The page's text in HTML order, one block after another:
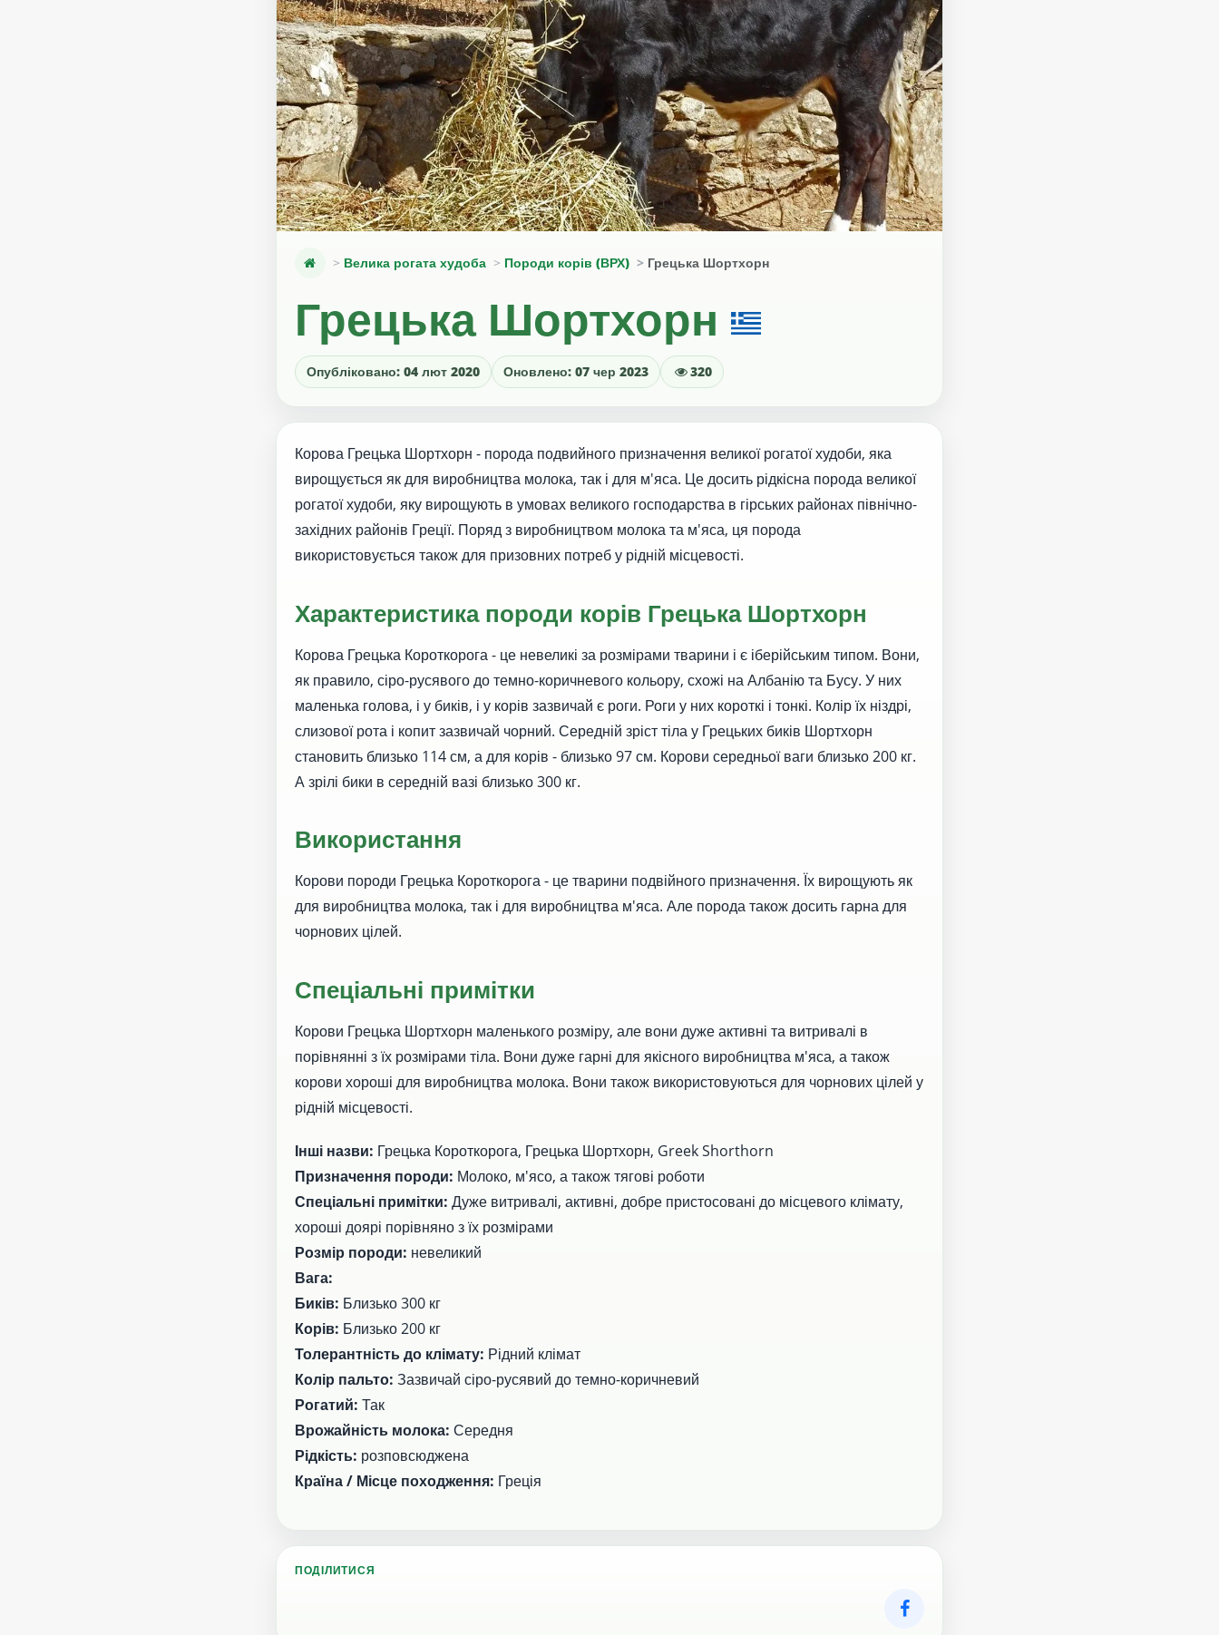
Велика рогата худоба Породи корів (ВРХ) Грецька Шортхорн
Грецька Шортхорн
Опубліковано: 04 лют 2020 Оновлено: 07 чер 2023 320
Корова Грецька Шортхорн - порода подвийного призначення великої рогатої худоби, яка
вирощується як для виробництва молока, так і для м'яса. Це досить рідкісна порода великої
рогатої худоби, яку вирощують в умовах великого господарства в гірських районах північно-
західних районів Греції. Поряд з виробництвом молока та м'яса, ця порода
використовується також для призовних потреб у рідній місцевості.
Характеристика породи корів Грецька Шортхорн
Корова Грецька Короткорога - це невеликі за розмірами тварини і є іберійським типом. Вони,
як правило, сіро-русявого до темно-коричневого кольору, схожі на Албанію та Бусу. У них
маленька голова, і у биків, і у корів зазвичай є роги. Роги у них короткі і тонкі. Колір їх ніздрі,
слизової рота і копит зазвичай чорний. Середній зріст тіла у Грецьких биків Шортхорн
становить близько 114 см, а для корів - близько 97 см. Корови середньої ваги близько 200 кг.
А зрілі бики в середній вазі близько 300 кг.
Використання
Корови породи Грецька Короткорога - це тварини подвійного призначення. Їх вирощують як
для виробництва молока, так і для виробництва м'яса. Але порода також досить гарна для
чорнових цілей.
Спеціальні примітки
Корови Грецька Шортхорн маленького розміру, але вони дуже активні та витривалі в
порівнянні з їх розмірами тіла. Вони дуже гарні для якісного виробництва м'яса, а також
корови хороші для виробництва молока. Вони також використовуються для чорнових цілей у
рідній місцевості.
Інші назви: Грецька Короткорога, Грецька Шортхорн, Greek Shorthorn
Призначення породи: Молоко, м'ясо, а також тягові роботи
Спеціальні примітки: Дуже витривалі, активні, добре пристосовані до місцевого клімату,
хороші доярі порівняно з їх розмірами
Розмір породи: невеликий
Вага:
Биків: Близько 300 кг
Корів: Близько 200 кг
Толерантність до клімату: Рідний клімат
Колір пальто: Зазвичай сіро-русявий до темно-коричневий
Рогатий: Так
Врожайність молока: Середня
Рідкість: розповсюджена
Країна / Місце походження: Греція
ПОДІЛИТИСЯ